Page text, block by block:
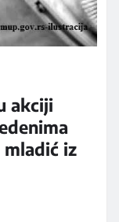
akciji
iz